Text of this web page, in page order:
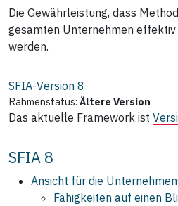
Die Gewährleistung, dass
gesamten Unternehmen
werden.
SFIA-Version 8
Rahmenstatus: Ältere Version
Das aktuelle Framework ist
SFIA 8
Ansicht für die
Fähigkeiten auf einen